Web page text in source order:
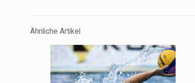
Ähnliche Artikel